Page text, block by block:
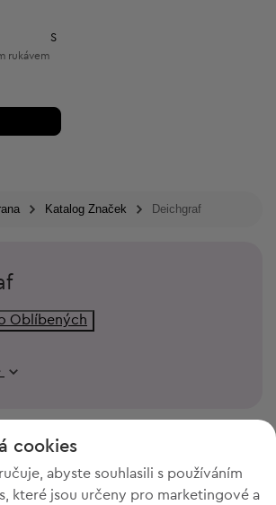
S
rukávem
Katalog Značek Deichgraf
Oblíbených
cookies
abyste souhlasili s používáním
které jsou určeny pro marketingové a